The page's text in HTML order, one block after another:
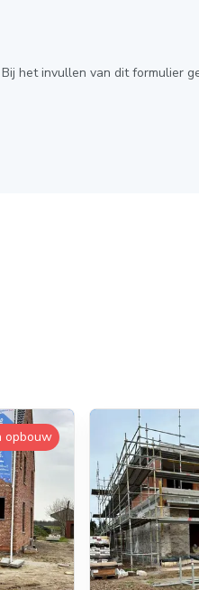
Bij het invullen van dit formulier
opbouw